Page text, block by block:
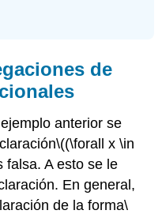
de
anterior se
\((\forall x \in
falsa. A esto se le
En general,
de la forma\